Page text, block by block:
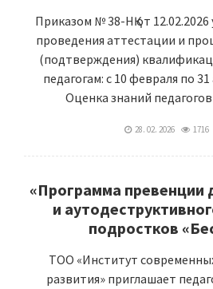
Приказом № 38-НҚ от
проведения аттестации и
(подтверждения)
педагогам: с 10 февраля по 31
Оценка знаний
28. 02. 2026 1716
«Программа превенции
и
подростков
ТОО «Институт
развития» приглашает